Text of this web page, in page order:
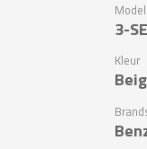
Model
3-
Kleur